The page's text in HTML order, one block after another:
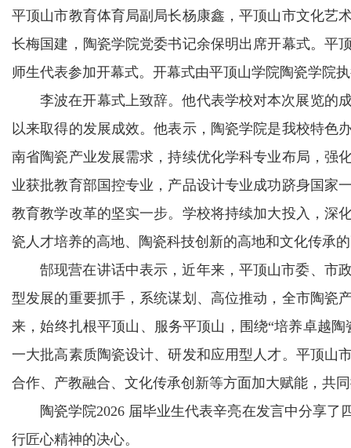
平顶山市教育体育局副局长杨康鑫，平顶山市文化艺
长梅国建，陶瓷学院党委书记余保明出席开幕式。平
师生代表参加开幕式。开幕式由平顶山学院陶瓷学院
李波在开幕式上致辞。他代表学校对本次展览的
以来取得的发展成效。他表示，陶瓷学院是我校特色
南省陶瓷产业发展需求，持续优化学科专业布局，强
业获批教育部国控专业，产品设计专业成功跻身国家
教育教学改革的坚实一步。学校将持续加大投入，深
瓷人才培养的高地、陶瓷科技创新的高地和文化传承
郜现营在讲话中表示，近年来，平顶山市委、市
型发展的重要抓手，系统谋划、高位推动，全市陶瓷
来，始终扎根平顶山、服务平顶山，围绕“培养卓越
一大批高素质陶瓷设计、研发和应用型人才。平顶山
合作、产教融合、文化传承创新等方面加大赋能，共
陶瓷学院2026 届毕业生代表辛亮在发言中分享
行匠心精神的决心。